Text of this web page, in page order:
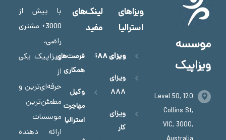
موسسه
ویزاپیک
Level 50, 120
Collins St,
VIC, 3000,
ویزاهای
استرالیا
ویزای ۱۸۸
ویزای
۸۸۸
ویزای
کار
لینک‌های
مفید
فرصت‌های
همکاری
وکیل
مهاجرت
استرالیا
با بیش از
3000+ مشتری
راضی،
ویزاپیک یکی
از
حرفه‌ای‌ترین و
مطمئن‌ترین
موسسات
ارائه‌ دهنده